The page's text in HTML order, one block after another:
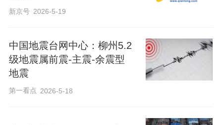
新京号 2026-5-19
中国地震台网中心：柳州5.2
级地震属前震-主震-余震型
地震
第一看点 2026-5-18